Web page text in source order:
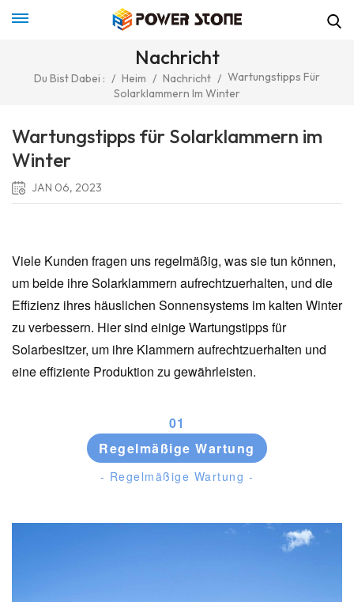
Nachricht
Du Bist Dabei : / Heim / Nachricht / Wartungstipps Für
Solarklammern Im Winter
Wartungstipps für Solarklammern im
Winter
JAN 06, 2023
Viele Kunden fragen uns regelmäßig, was sie tun können,
um beide ihre Solarklammern aufrechtzuerhalten, und die
Effizienz ihres häuslichen Sonnensystems im kalten Winter
zu verbessern. Hier sind einige Wartungstipps für
Solarbesitzer, um ihre Klammern aufrechtzuerhalten und
eine effiziente Produktion zu gewährleisten.
01
Regelmäßige Wartung
- Regelmäßige Wartung -